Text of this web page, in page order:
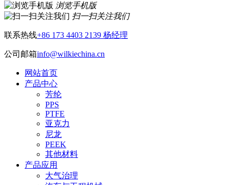
浏览手机版
扫一扫关注我们
联系热线+86 173 4403 2139 杨经理
公司邮箱info@wilkiechina.cn
网站首页
产品中心
芳纶
PPS
PTFE
亚克力
尼龙
PEEK
其他材料
产品应用
大气治理